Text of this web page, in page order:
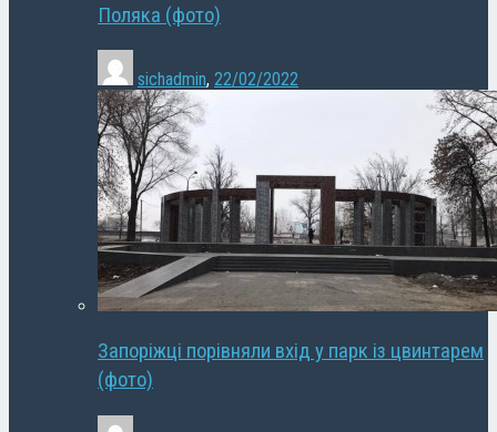
Поляка (фото)
sichadmin, 22/02/2022
Запоріжці порівняли вхід у парк із цвинтарем
(фото)